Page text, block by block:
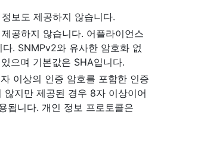
보도 제공하지 않습니다.
공하지 않습니다. 어플라이언스
. SNMPv2와 유사한 암호화 없
으며 기본값은 SHA입니다.
이상의 인증 암호를 포함한 인증
지만 제공된 경우 8자 이상이어
됩니다. 개인 정보 프로토콜은